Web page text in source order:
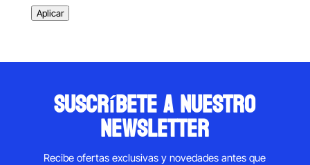
Aplicar
suscríbete a nuestro
newsletter
Recibe ofertas exclusivas y novedades antes que